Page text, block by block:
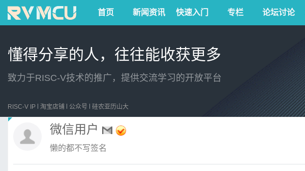
首页 新闻资讯 快速入门 专栏 论坛讨论
懂得分享的人，往往能收获更多
致力于RISC-V技术的推广，提供交流学习的开放平台
RISC-V IP 淘宝店铺 公众号 硅农亚历山大
微信用户
懒的都不写签名